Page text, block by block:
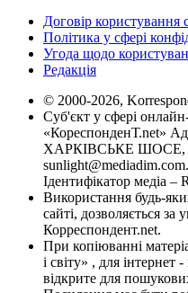
Договір користування
Політика у сфері
Угода щодо
Редакція
© 2000-2026,
Суб'єкт у сфері
«КореспонденТ.net»
ХАРКІВСЬКЕ ШОСЕ,
Ідентифікатор медіа –
Використання будь-
сайті, дозволяється
Корреспондент.net.
При копіюванні
і світу» , для
відкрите для